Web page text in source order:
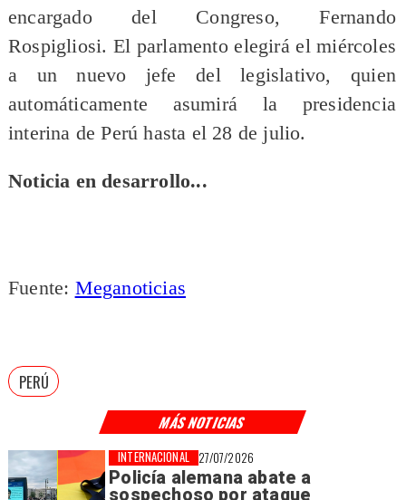
MÁS NOTICIAS
27/07/2026
Policía alemana abate a
sospechoso por ataque
INTERNACIONAL
encargado del Congreso, Fernando
Rospigliosi. El parlamento elegirá el miércoles
a un nuevo jefe del legislativo, quien
automáticamente asumirá la presidencia
interina de Perú hasta el 28 de julio.
Noticia en desarrollo...
Fuente: Meganoticias
PERÚ